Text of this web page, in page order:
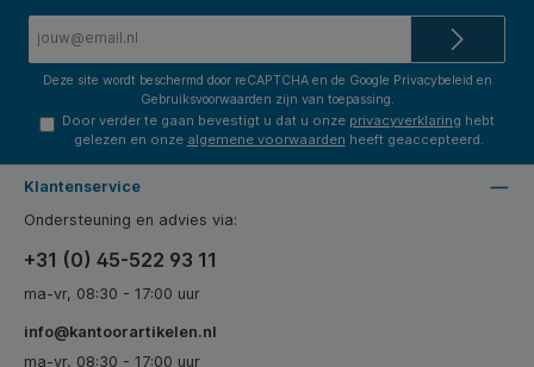
Deze site wordt beschermd door reCAPTCHA en de Google Privacybeleid en
Gebruiksvoorwaarden zijn van toepassing.
Door verder te gaan bevestigt u dat u onze privacyverklaring hebt
gelezen en onze algemene voorwaarden heeft geaccepteerd.
Klantenservice
Ondersteuning en advies via:
+31 (0) 45-522 93 11
ma-vr, 08:30 - 17:00 uur
info@kantoorartikelen.nl
ma-vr, 08:30 - 17:00 uur